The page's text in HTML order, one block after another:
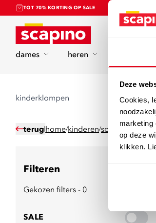
Deze
Cookies,
marketing
op deze
klikken.
TOT 70% KORTING OP SALE
Home
dames heren
kinderklompen
terug home/kinderen/schoenen
Filteren
Gekozen filters - 0
SALE